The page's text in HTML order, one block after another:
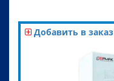
Добавить в заказ